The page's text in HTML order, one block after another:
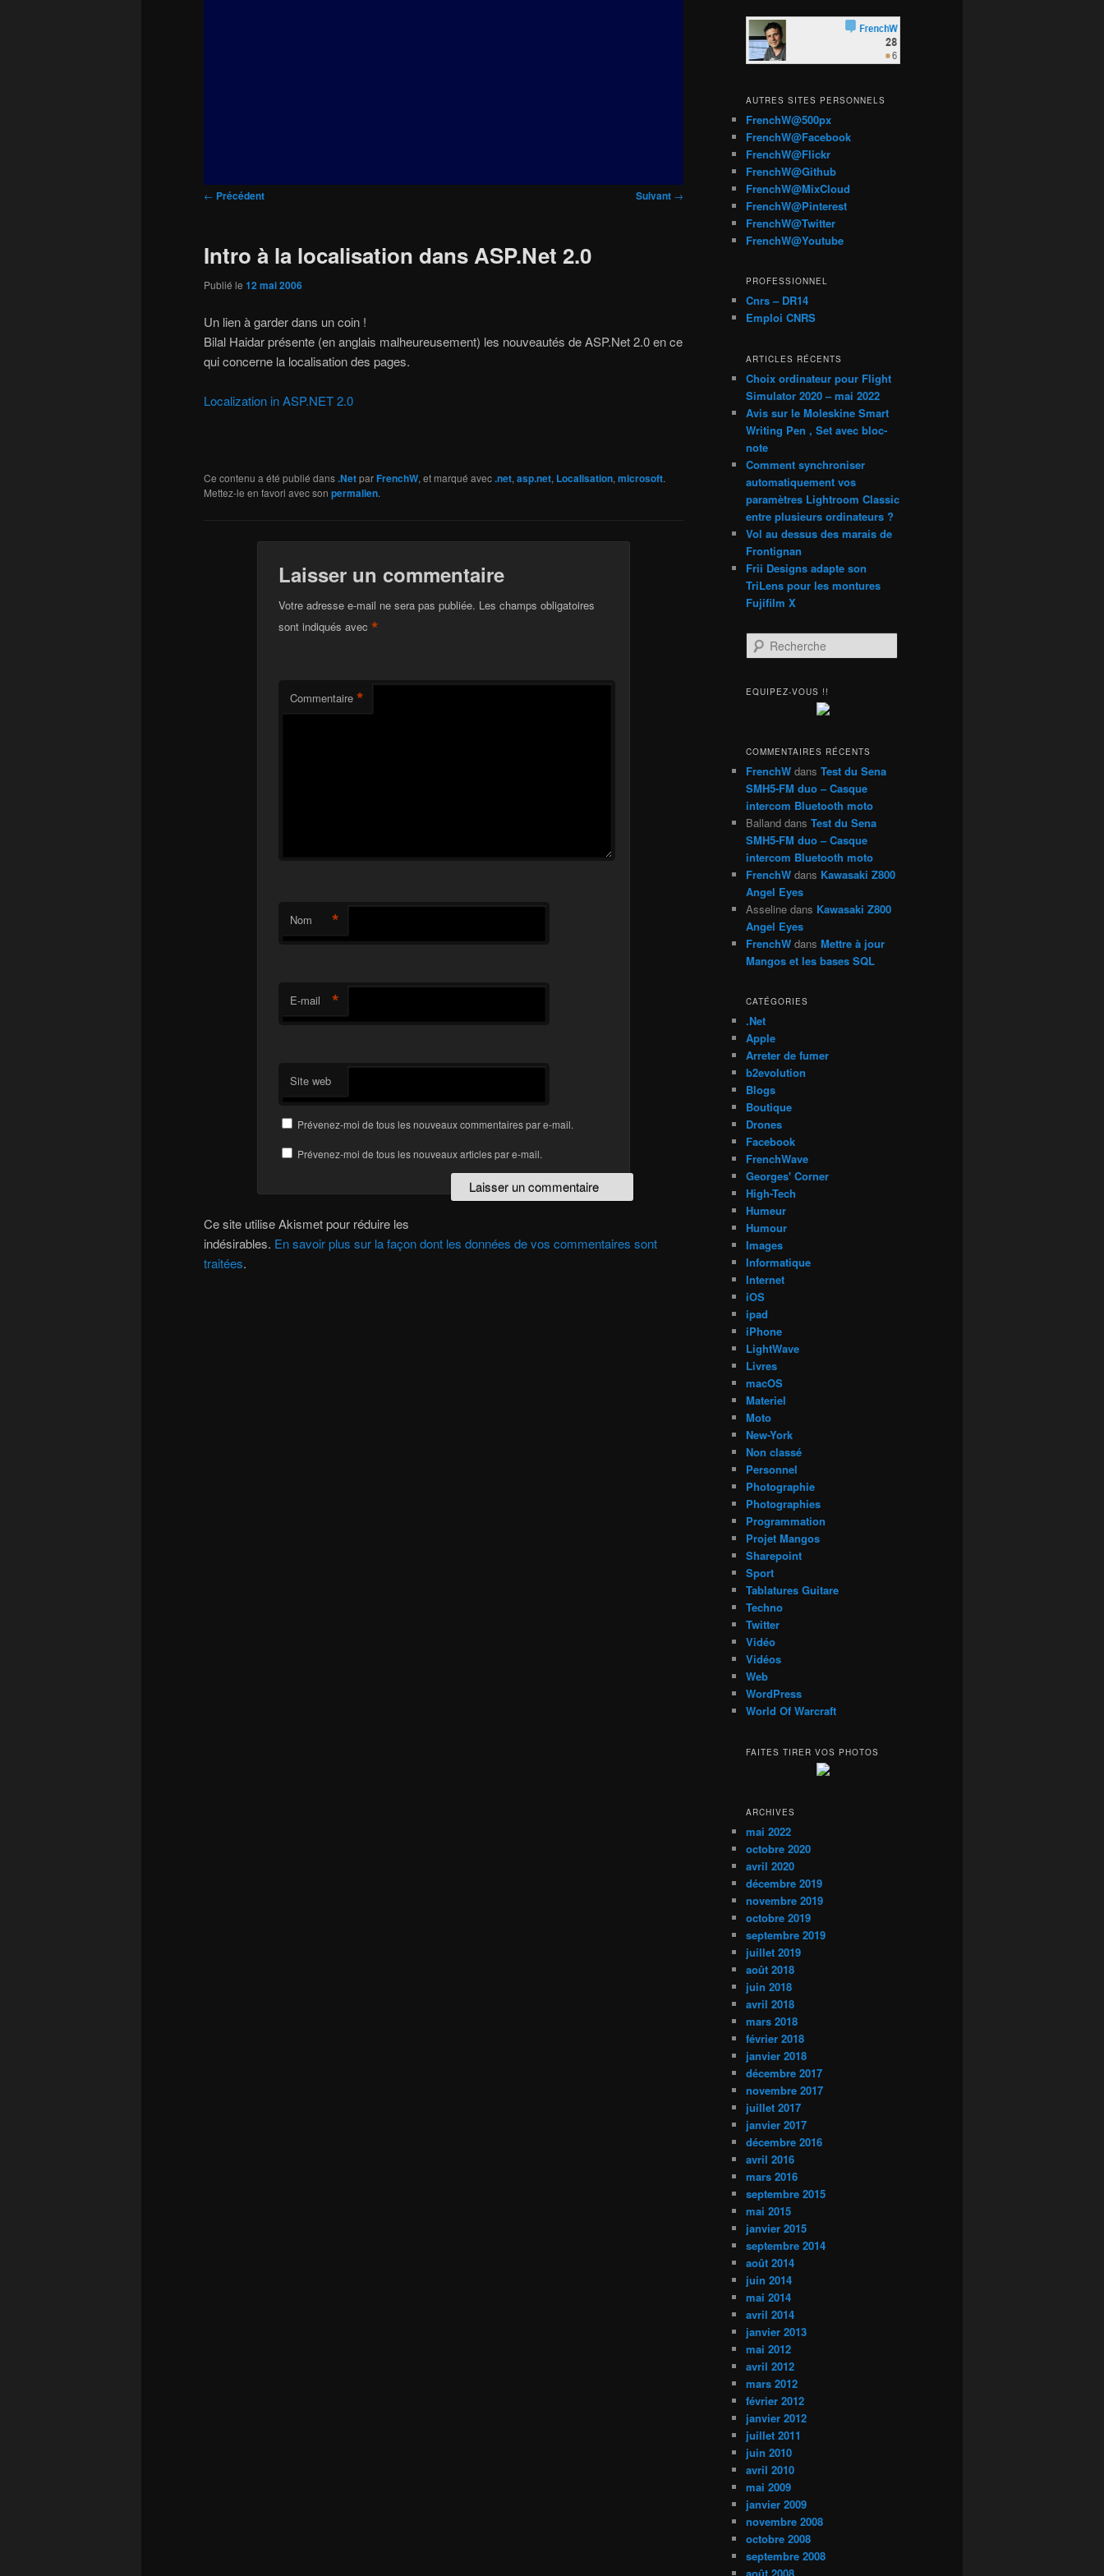
Navigation
← Précédent Suivant →
Intro à la localisation dans ASP.Net 2.0
Publié le 12 mai 2006
Un lien à garder dans un coin !
Bilal Haidar présente (en anglais malheureusement) les nouveautés de ASP.Net 2.0 en ce
qui concerne la localisation des pages.
Localization in ASP.NET 2.0
Ce contenu a été publié dans.NetparFrenchW, et marqué avec.net, asp.net, Localisation, microsoft.
Mettez-le en favori avec son permalien.
Laisser un commentaire
Votre adresse e-mail ne sera pas publiée. Les champs obligatoires
sont indiqués avec *
Commentaire *
Nom *
E-mail *
Site web
Prévenez-moi de tous les nouveaux commentaires par e-mail.
Prévenez-moi de tous les nouveaux articles par e-mail.
Ce site utilise Akismet pour réduire les
indésirables. En savoir plus sur la façon dont les données de vos commentaires sont
traitées.
AUTRES SITES PERSONNELS
FrenchW@500px
FrenchW@Facebook
FrenchW@Flickr
FrenchW@Github
FrenchW@MixCloud
FrenchW@Pinterest
FrenchW@Twitter
FrenchW@Youtube
PROFESSIONNEL
Cnrs – DR14
Emploi CNRS
ARTICLES RÉCENTS
Choix ordinateur pour Flight
Simulator 2020 – mai 2022
Avis sur le Moleskine Smart
Writing Pen , Set avec bloc-
note
Comment synchroniser
automatiquement vos
paramètres Lightroom Classic
entre plusieurs ordinateurs ?
Vol au dessus des marais de
Frontignan
Frii Designs adapte son
TriLens pour les montures
Fujifilm X
e
h
h
e
EQUIPEZ-VOUS !!
COMMENTAIRES RÉCENTS
FrenchW dans Test du Sena
SMH5-FM duo – Casque
intercom Bluetooth moto
Balland dans Test du Sena
SMH5-FM duo – Casque
intercom Bluetooth moto
FrenchW dans Kawasaki Z800
Angel Eyes
Asseline dans Kawasaki Z800
Angel Eyes
FrenchW dans Mettre à jour
Mangos et les bases SQL
CATÉGORIES
.Net
Apple
Arreter de fumer
b2evolution
Blogs
Boutique
Drones
Facebook
FrenchWave
Georges' Corner
High-Tech
Humeur
Humour
Images
Informatique
Internet
iOS
ipad
iPhone
LightWave
Livres
macOS
Materiel
Moto
New-York
Non classé
Personnel
Photographie
Photographies
Programmation
Projet Mangos
Sharepoint
Sport
Tablatures Guitare
Techno
Twitter
Vidéo
Vidéos
Web
WordPress
World Of Warcraft
FAITES TIRER VOS PHOTOS
ARCHIVES
mai 2022
octobre 2020
avril 2020
décembre 2019
novembre 2019
octobre 2019
septembre 2019
juillet 2019
août 2018
juin 2018
avril 2018
mars 2018
février 2018
janvier 2018
décembre 2017
novembre 2017
juillet 2017
janvier 2017
décembre 2016
avril 2016
mars 2016
septembre 2015
mai 2015
janvier 2015
septembre 2014
août 2014
juin 2014
mai 2014
avril 2014
janvier 2013
mai 2012
avril 2012
mars 2012
février 2012
janvier 2012
juillet 2011
juin 2010
avril 2010
mai 2009
janvier 2009
novembre 2008
octobre 2008
septembre 2008